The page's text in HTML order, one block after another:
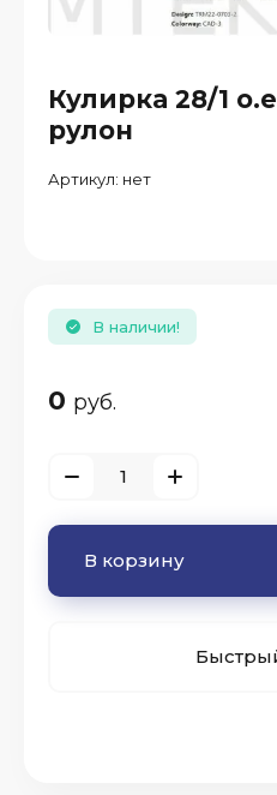
Кулирка 28/1
рулон
Артикул: нет
В наличии!
0 руб.
В корзину